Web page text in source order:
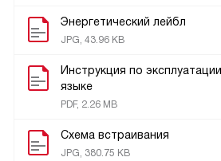
Энергетический лейбл
JPG, 43.96 KB
Инструкция по
языке
PDF, 2.26 MB
Схема встраивания
JPG, 380.75 KB